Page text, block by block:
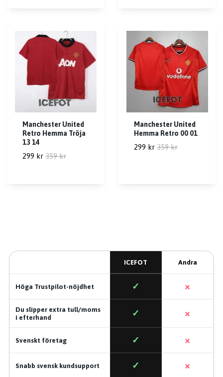
Manchester United
Retro Hemma Tröja
13 14
299 kr 359 kr
Manchester United
Hemma Retro 00 01
299 kr 359 kr
ICEFOT Andra
Höga Trustpilot-nöjdhet ✓ ×
Du slipper extra tull/moms
i efterhand
✓ ×
Svenskt företag ✓ ×
Snabb svensk kundsupport ✓ ×